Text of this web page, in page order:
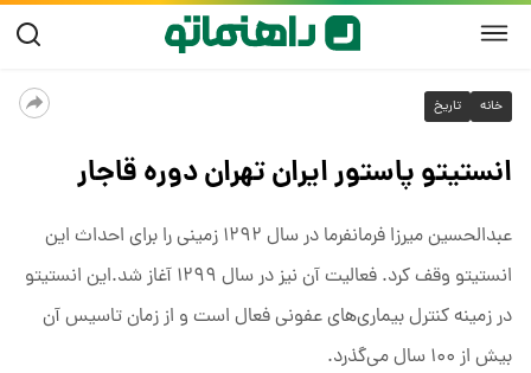
خانه تاریخ
انستیتو پاستور ایران تهران دوره قاجار
عبدالحسین میرزا فرمانفرما در سال ۱۲۹۲ زمینی را برای احداث این
انستیتو وقف کرد. فعالیت آن نیز در سال ۱۲۹۹ آغاز شد.این انستیتو
در زمینه کنترل بیماری‌های عفونی فعال است و از زمان تاسیس آن
بیش از ۱۰۰ سال می‌گذرد.